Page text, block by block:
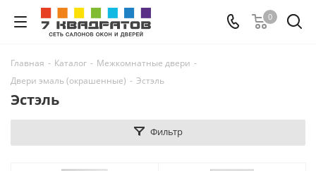
0
Главная - Каталог - Межкомнатные двери -
Двери эмаль (окрашенные) - Эстэль
Эстэль
Фильтр